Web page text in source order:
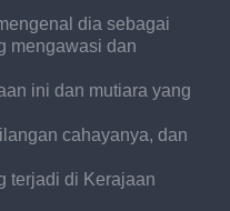
dia sebagai
mengawasi dan
ini dan mutiara yang
cahayanya, dan
terjadi di Kerajaan